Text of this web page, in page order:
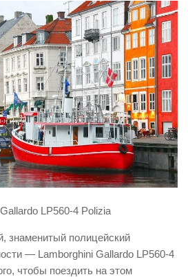
LP560-4 Polizia
знаменитый полицейский
— Lamborghini Gallardo LP560-4
чтобы поездить на этом